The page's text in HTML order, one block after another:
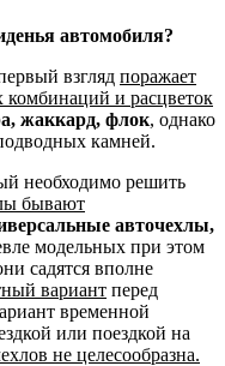
автомобиля?
взгляд поражает
комбинаций и расцветок
жаккард, флок, однако
камней.
необходимо решить
бывают
авточехлы,
модельных при этом
садятся вполне
вариант перед
временной
или поездкой на
не целесообразна.